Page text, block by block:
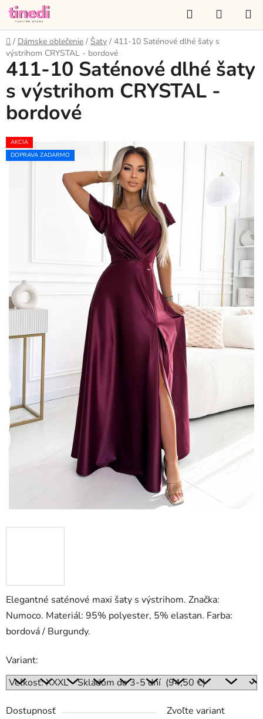
Prejsť
obsah
Hľadať
KOŠÍK
Domov
/ Dámske oblečenie / Šaty / 411-10 Saténové dlhé šaty s
výstrihom CRYSTAL - bordové
Elegantné saténové maxi šaty s výstrihom. Značka:
Numoco. Materiál: 95% polyester, 5% elastan. Farba:
bordová / Burgundy.
Variant:
Dostupnosť
Zvoľte variant
411-10 Saténové dlhé šaty
s výstrihom CRYSTAL -
bordové
AKCIA
DOPRAVA ZADARMO